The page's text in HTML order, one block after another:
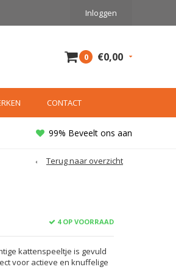
Inloggen
0 €0,00
CONTACT
99% Beveelt ons aan
Terug naar overzicht
4 OP VOORRAAD
kattenspeeltje is gevuld
voor actieve en knuffelige